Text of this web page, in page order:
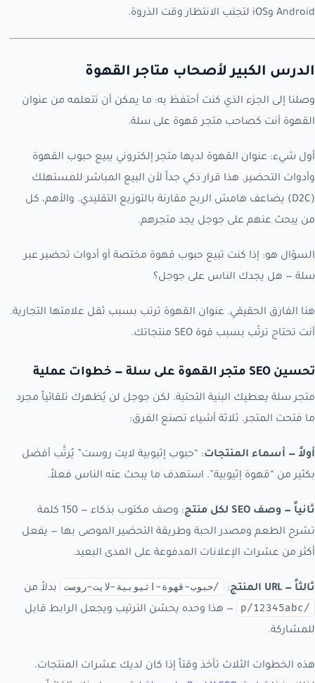
Android وiOS لتجنب الانتظار وقت الذروة.
الدرس الكبير لأصحاب متاجر القهوة
وصلنا إلى الجزء الذي كنت أحتفظ به: ما يمكن أن تتعلمه من عنوان
القهوة أنت كصاحب متجر قهوة على سلة.
أول شيء: عنوان القهوة لديها متجر إلكتروني يبيع حبوب القهوة
وأدوات التحضير. هذا قرار ذكي جداً لأن البيع المباشر للمستهلك
(D2C) يضاعف هامش الربح مقارنة بالتوزيع التقليدي. والأهم، كل
من يبحث عنهم على جوجل يجد متجرهم.
السؤال هو: إذا كنت تبيع حبوب قهوة مختصة أو أدوات تحضير عبر
سلة — هل يجدك الناس على جوجل؟
هنا الفارق الحقيقي. عنوان القهوة ترتب بسبب ثقل علامتها التجارية.
أنت تحتاج ترتّب بسبب قوة SEO منتجاتك.
تحسين SEO متجر القهوة على سلة — خطوات عملية
متجر سلة يعطيك البنية التحتية. لكن جوجل لن يُظهرك تلقائياً مجرد
ما فتحت المتجر. ثلاثة أشياء تصنع الفرق:
أولاً — أسماء المنتجات: “حبوب إثيوبية لايت روست” يُرتَّب أفضل
بكثير من “قهوة إثيوبية”. استهدف ما يبحث عنه الناس فعلاً.
ثانياً — وصف SEO لكل منتج
: وصف مكتوب بذكاء — 150 كلمة
تشرح الطعم ومصدر الحبة وطريقة التحضير الموصى بها — يفعل
أكثر من عشرات الإعلانات المدفوعة على المدى البعيد.
ثالثاً — URL المنتج : /حبوب-قهوة-اثيوبية-لايت-روست بدلاً من
/p/12345abc
— هذا وحده يحسّن الترتيب ويجعل الرابط قابل
للمشاركة.
هذه الخطوات الثلاث تأخذ وقتاً إذا كان لديك عشرات المنتجات.